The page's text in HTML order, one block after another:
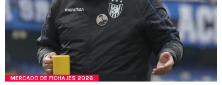
MERCADO DE FICHAJES 2026